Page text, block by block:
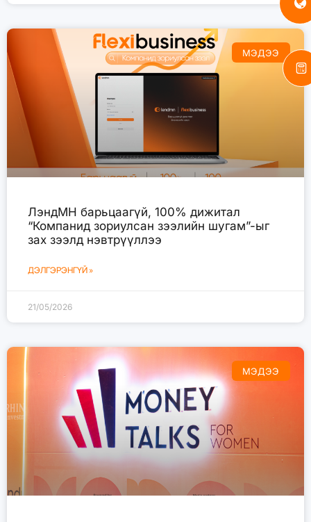
МЭДЭЭ
ЛэндМН барьцаагүй, 100% дижитал
“Компанид зориулсан зээлийн шугам”-ыг
зах зээлд нэвтрүүллээ
ДЭЛГЭРЭНГҮЙ »
21/05/2026
МЭДЭЭ